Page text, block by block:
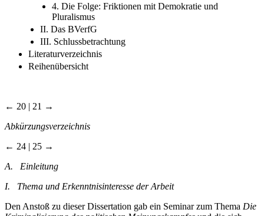
4. Die Folge: Friktionen mit Demokratie und
Pluralismus
II. Das BVerfG
III. Schlussbetrachtung
Literaturverzeichnis
Reihenübersicht
← 20 | 21 →
Abkürzungsverzeichnis
← 24 | 25 →
A. Einleitung
I. Thema und Erkenntnisinteresse der Arbeit
Den Anstoß zu dieser Dissertation gab ein Seminar zum Thema Die